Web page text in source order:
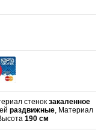
стенокзакаленное
раздвижные, Материал
190 см